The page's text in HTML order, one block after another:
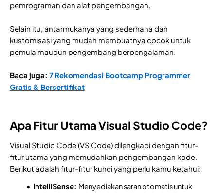
pemrograman dan alat pengembangan.
Selain itu, antarmukanya yang sederhana dan
kustomisasi yang mudah membuatnya cocok untuk
pemula maupun pengembang berpengalaman.
Baca juga: 7 Rekomendasi Bootcamp Programmer
Gratis & Bersertifikat
Apa Fitur Utama Visual Studio Code?
Visual Studio Code (VS Code) dilengkapi dengan fitur-
fitur utama yang memudahkan pengembangan kode.
Berikut adalah fitur-fitur kunci yang perlu kamu ketahui:
IntelliSense: Menyediakan saran otomatis untuk